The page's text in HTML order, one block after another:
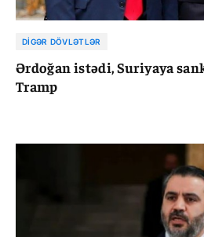
DIGƏR DÖVLƏTLƏR
Ərdoğan istədi, Suriyaya
Tramp